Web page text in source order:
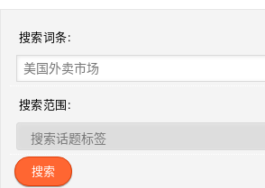
搜索词条:
搜索范围: